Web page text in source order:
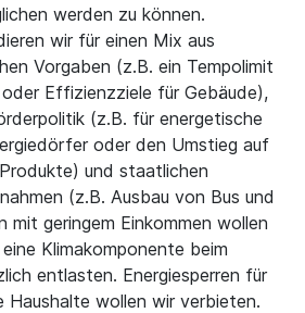
werden zu können.
wir für einen Mix aus
Vorgaben (z.B. ein Tempolimit
Effizienzziele für Gebäude),
(z.B. für energetische
oder den Umstieg auf
und staatlichen
(z.B. Ausbau von Bus und
mit geringem Einkommen wollen
Klimakomponente beim
entlasten. Energiesperren für
Haushalte wollen wir verbieten.